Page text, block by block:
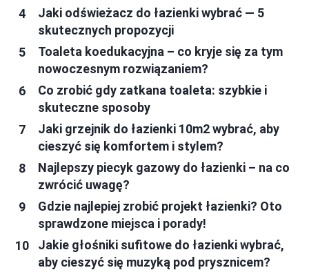
Jaki odświeżacz do łazienki wybrać — 5
skutecznych propozycji
Toaleta koedukacyjna – co kryje się za tym
nowoczesnym rozwiązaniem?
Co zrobić gdy zatkana toaleta: szybkie i
skuteczne sposoby
Jaki grzejnik do łazienki 10m2 wybrać, aby
cieszyć się komfortem i stylem?
Najlepszy piecyk gazowy do łazienki – na co
zwrócić uwagę?
Gdzie najlepiej zrobić projekt łazienki? Oto
sprawdzone miejsca i porady!
Jakie głośniki sufitowe do łazienki wybrać,
aby cieszyć się muzyką pod prysznicem?